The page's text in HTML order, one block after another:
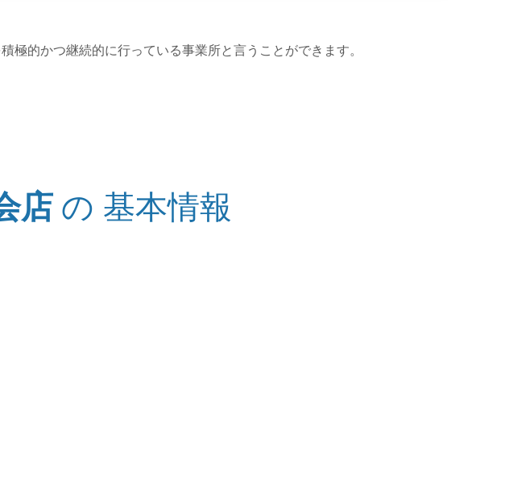
的かつ継続的に行っている事業所と言うことができます。
店 の 基本情報